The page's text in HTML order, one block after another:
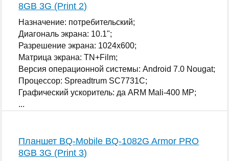
8GB 3G (Print 2)
Назначение: потребительский;
Диагональ экрана: 10.1";
Разрешение экрана: 1024x600;
Матрица экрана: TN+Film;
Версия операционной системы: Android 7.0 Nougat;
Процессор: Spreadtrum SC7731C;
Графический ускоритель: да ARM Mali-400 MP;
...
Планшет BQ-Mobile BQ-1082G Armor PRO
8GB 3G (Print 3)